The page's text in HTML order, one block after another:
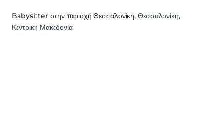
Babysitter στην περιοχή Θεσσαλονίκη, Θεσσαλονίκη,
Κεντρική Μακεδονία